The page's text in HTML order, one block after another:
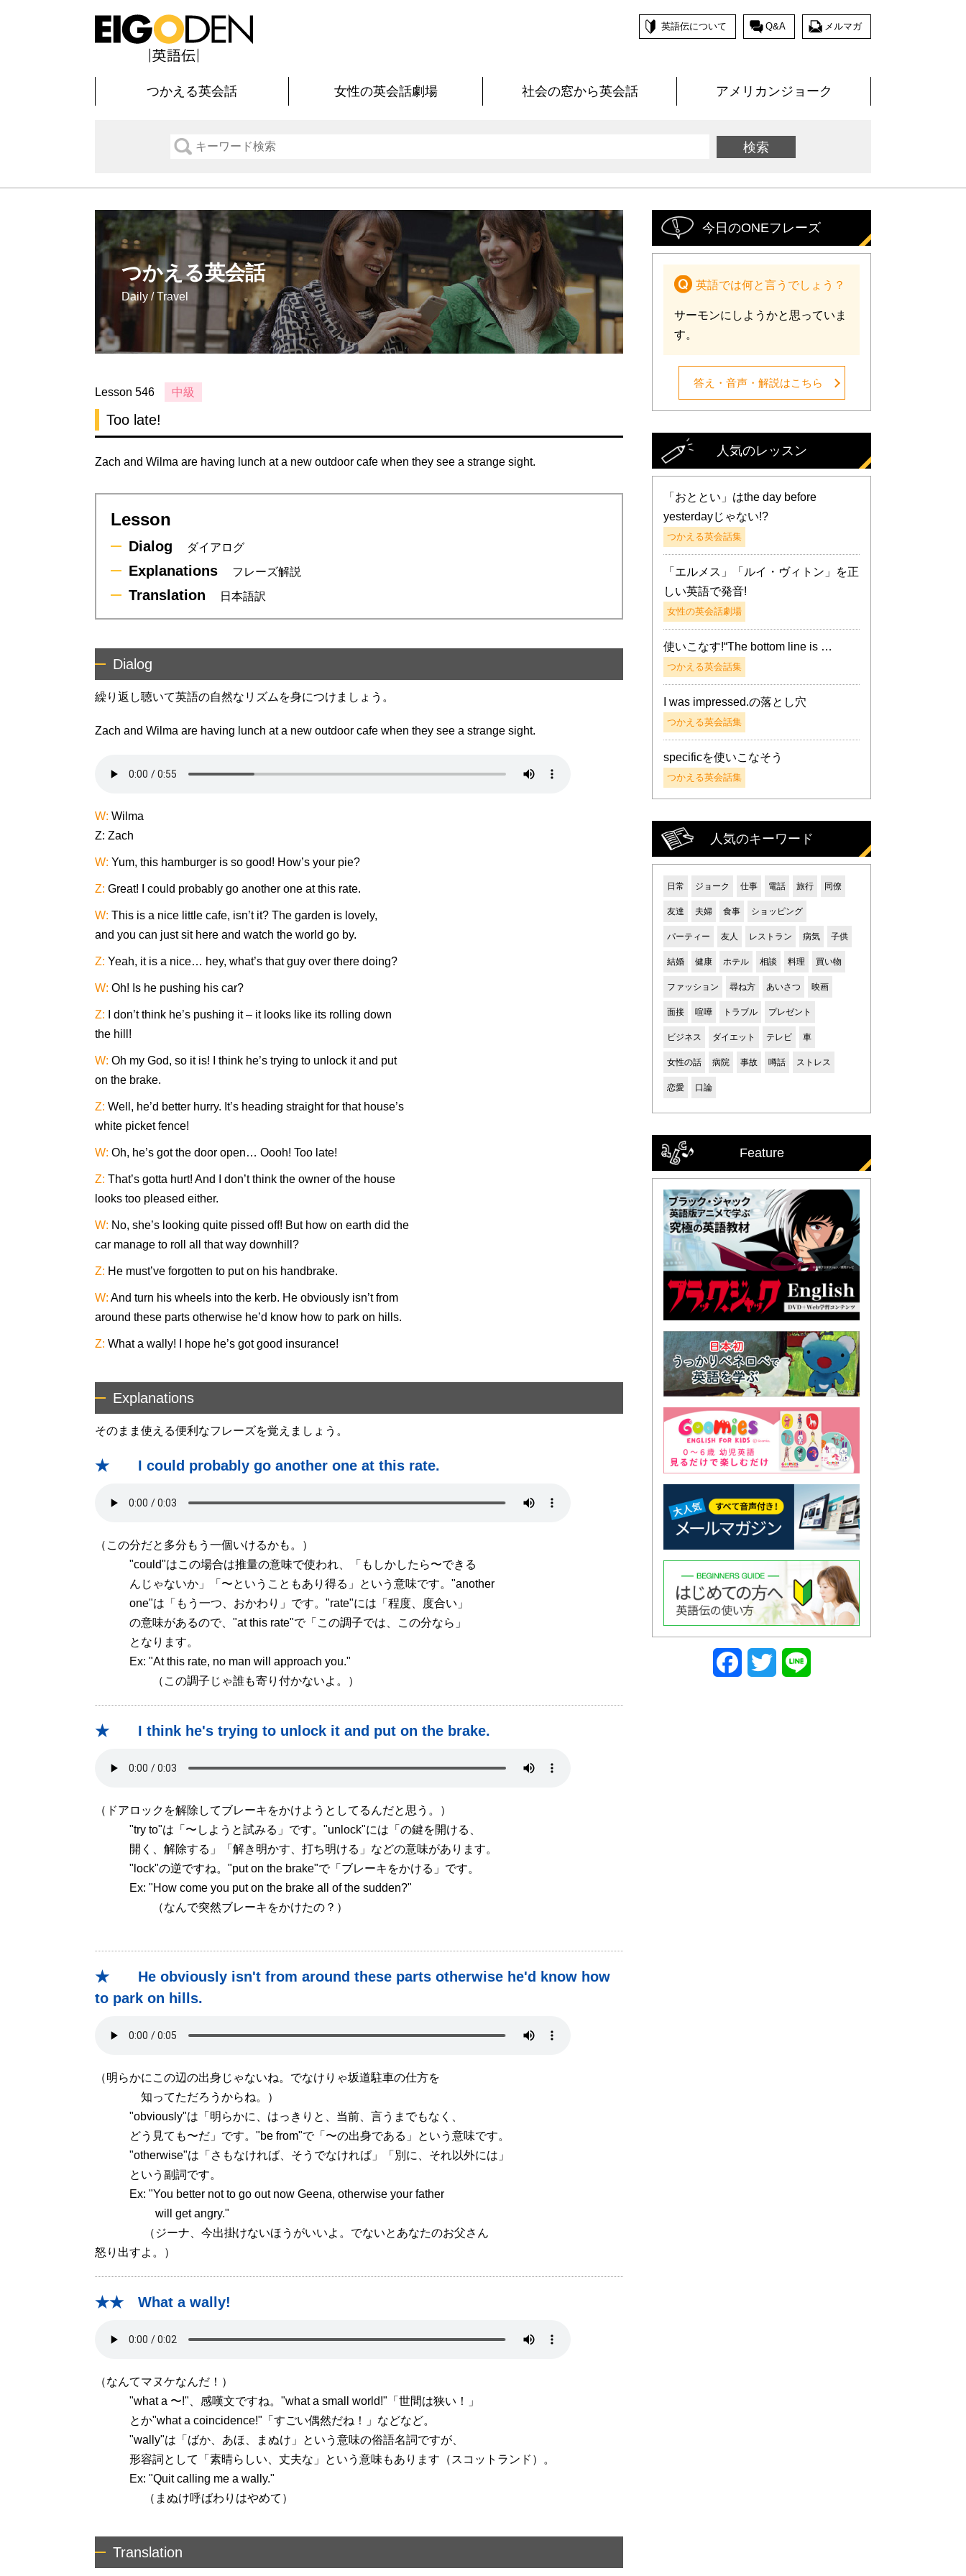
英語伝について Q&A メルマガ
つかえる英会話 女性の英会話劇場 社会の窓から英会話 アメリカンジョーク
つかえる英会話
Daily / Travel
Lesson 546 中級
Too late!
Zach and Wilma are having lunch at a new outdoor cafe when they see a strange sight.
Lesson
Dialog ダイアログ
Explanations フレーズ解説
Translation 日本語訳
Dialog
繰り返し聴いて英語の自然なリズムを身につけましょう。
Zach and Wilma are having lunch at a new outdoor cafe when they see a strange sight.
W: Wilma
Z: Zach
W: Yum, this hamburger is so good! How’s your pie?
Z: Great! I could probably go another one at this rate.
W: This is a nice little cafe, isn’t it? The garden is lovely,
and you can just sit here and watch the world go by.
Z: Yeah, it is a nice… hey, what’s that guy over there doing?
W: Oh! Is he pushing his car?
Z: I don’t think he’s pushing it – it looks like its rolling down
the hill!
W: Oh my God, so it is! I think he’s trying to unlock it and put
on the brake.
Z: Well, he’d better hurry. It’s heading straight for that house’s
white picket fence!
W: Oh, he’s got the door open… Oooh! Too late!
Z: That’s gotta hurt! And I don’t think the owner of the house
looks too pleased either.
W: No, she’s looking quite pissed off! But how on earth did the
car manage to roll all that way downhill?
Z: He must’ve forgotten to put on his handbrake.
W: And turn his wheels into the kerb. He obviously isn’t from
around these parts otherwise he’d know how to park on hills.
Z: What a wally! I hope he’s got good insurance!
Explanations
そのまま使える便利なフレーズを覚えましょう。
★ I could probably go another one at this rate.
（この分だと多分もう一個いけるかも。）
"could"はこの場合は推量の意味で使われ、「もしかしたら〜できる
んじゃないか」「〜ということもあり得る」という意味です。"another
one"は「もう一つ、おかわり」です。"rate"には「程度、度合い」
の意味があるので、"at this rate"で「この調子では、この分なら」
となります。
Ex: "At this rate, no man will approach you."
（この調子じゃ誰も寄り付かないよ。）
★ I think he's trying to unlock it and put on the brake.
（ドアロックを解除してブレーキをかけようとしてるんだと思う。）
"try to"は「〜しようと試みる」です。"unlock"には「の鍵を開ける、
開く、解除する」「解き明かす、打ち明ける」などの意味があります。
"lock"の逆ですね。"put on the brake"で「ブレーキをかける」です。
Ex: "How come you put on the brake all of the sudden?"
（なんで突然ブレーキをかけたの？）
★ He obviously isn't from around these parts otherwise he'd know how
to park on hills.
（明らかにこの辺の出身じゃないね。でなけりゃ坂道駐車の仕方を
知ってただろうからね。）
"obviously"は「明らかに、はっきりと、当前、言うまでもなく、
どう見ても〜だ」です。"be from"で「〜の出身である」という意味です。
"otherwise"は「さもなければ、そうでなければ」「別に、それ以外には」
という副詞です。
Ex: "You better not to go out now Geena, otherwise your father
will get angry."
（ジーナ、今出掛けないほうがいいよ。でないとあなたのお父さん
怒り出すよ。）
★★ What a wally!
（なんてマヌケなんだ！）
"what a 〜!"、感嘆文ですね。"what a small world!"「世間は狭い！」
とか"what a coincidence!"「すごい偶然だね！」などなど。
"wally"は「ばか、あほ、まぬけ」という意味の俗語名詞ですが、
形容詞として「素晴らしい、丈夫な」という意味もあります（スコットランド）。
Ex: "Quit calling me a wally."
（まぬけ呼ばわりはやめて）
Translation
今日のONEフレーズ
英語では何と言うでしょう？
サーモンにしようかと思っていま
す。
答え・音声・解説はこちら
人気のレッスン
「おととい」はthe day before
yesterdayじゃない!?
つかえる英会話集
「エルメス」「ルイ・ヴィトン」を正
しい英語で発音!
女性の英会話劇場
使いこなす!“The bottom line is …
つかえる英会話集
I was impressed.の落とし穴
つかえる英会話集
specificを使いこなそう
つかえる英会話集
人気のキーワード
日常 ジョーク 仕事 電話 旅行 同僚
友達 夫婦 食事 ショッピング
パーティー 友人 レストラン 病気 子供
結婚 健康 ホテル 相談 料理 買い物
ファッション 尋ね方 あいさつ 映画
面接 喧嘩 トラブル プレゼント
ビジネス ダイエット テレビ 車
女性の話 病院 事故 噂話 ストレス
恋愛 口論
Feature
FacebookTwitter